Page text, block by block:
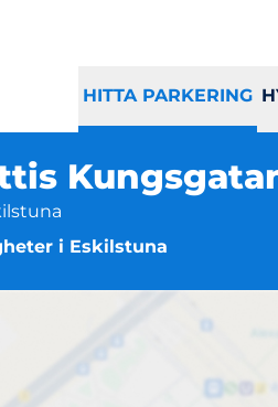
HITTA PARKERING
i Eskilstuna